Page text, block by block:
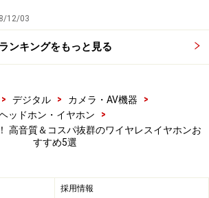
楽しめるようになっているため、シ
じて使い分けることができます。
で約1時間の連続再生が可能な急速充
ます。JIS保護等級IPX4相当の防滴仕
ため、雨や汗、水しぶきなどがかかっ
12/03
ランキングをもっと見る
> デジタル > カメラ・AV機器
>
ッドホン・イヤホン
>
高音質＆コスパ抜群のワイヤレスイヤホンお
すすめ5選
採用情報